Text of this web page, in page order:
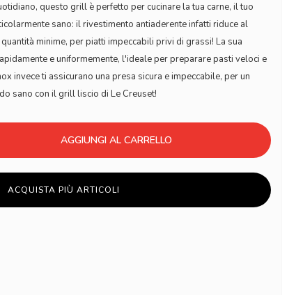
questo grill è perfetto per cucinare la tua carne, il tuo
sano: il rivestimento antiaderente infatti riduce al
minime, per piatti impeccabili privi di grassi! La sua
e uniformemente, l'ideale per preparare pasti veloci e
invece ti assicurano una presa sicura e impeccabile, per un
sano con il grill liscio di Le Creuset!
AGGIUNGI AL CARRELLO
ACQUISTA PIÙ ARTICOLI